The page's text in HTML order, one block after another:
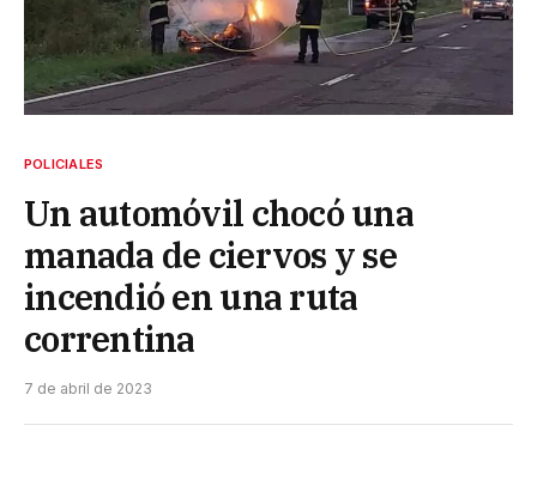
POLICIALES
Un automóvil chocó una
manada de ciervos y se
incendió en una ruta
correntina
7 de abril de 2023